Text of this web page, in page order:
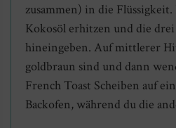
zusammen) in die
Kokosöl erhitzen und die drei
hineingeben. Auf mittlerer
goldbraun sind und dann
French Toast Scheiben auf
Backofen, während du die